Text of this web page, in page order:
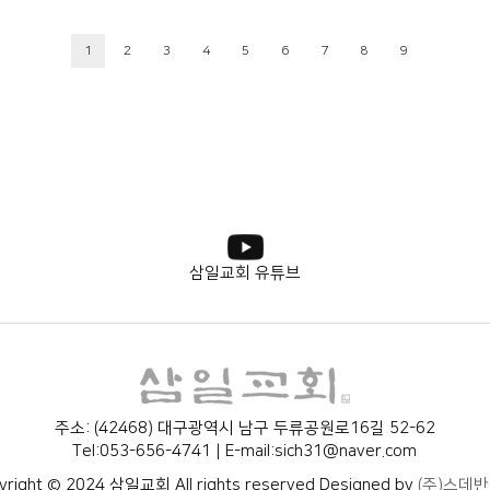
1 2 3 4 5 6 7 8 9
삼일교회 유튜브
주소: (42468) 대구광역시 남구 두류공원로16길 52-62
Tel:053-656-4741 | E-mail:sich31@naver.com
© 2024 삼일교회 All rights reserved Designed by (주)스데